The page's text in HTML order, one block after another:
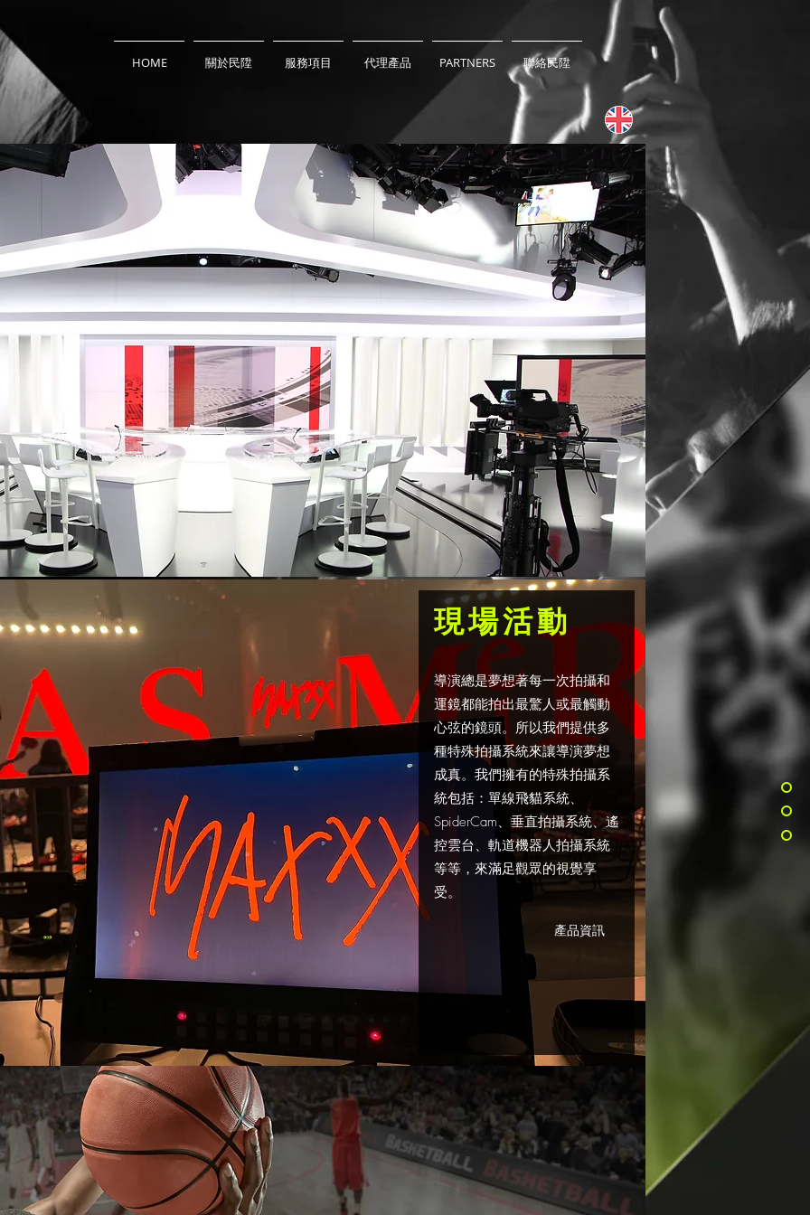
HOME 關於民陞 服務項目 代理產品 PARTNERS 聯絡民陞
​現場活動
導演總是夢想著每一次拍攝和
運鏡都能拍出最驚人或最觸動
心弦的鏡頭。所以我們提供多
種特殊拍攝系統來讓導演夢想
成真。我們擁有的特殊拍攝系
統包括：單線飛貓系統、
SpiderCam、垂直拍攝系統、遙
控雲台、軌道機器人拍攝系統
等等，來滿足觀眾的視覺享
受。
產品資訊